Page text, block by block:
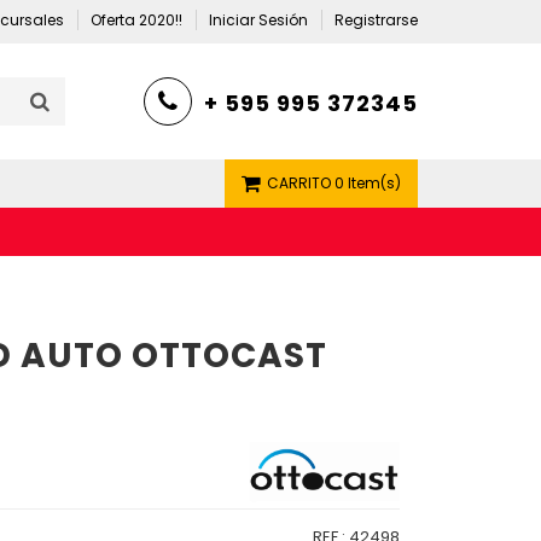
Oferta 2020!! Iniciar Sesión Registrarse
+ 595 995 372345
CARRITO0 Item(s)
AUTO OTTOCAST